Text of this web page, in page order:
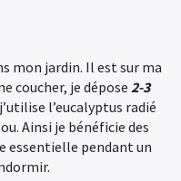
mon jardin. Il est sur ma
coucher, je dépose2-3
l’eucalyptus radié
Ainsi je bénéficie des
essentielle pendant un